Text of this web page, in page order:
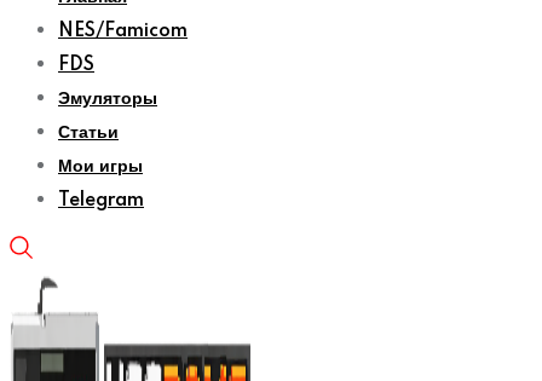
NES/Famicom
FDS
Эмуляторы
Статьи
Мои игры
Telegram